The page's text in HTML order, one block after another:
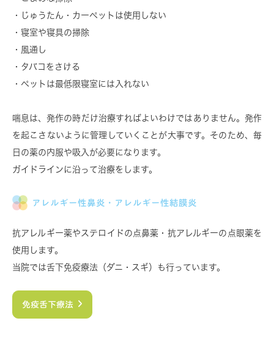
・じゅうたん・カーペットは使用しない
・寝室や寝具の掃除
・風通し
・タバコをさける
・ペットは最低限寝室には入れない
喘息は、発作の時だけ治療すればよいわけではありません。 発作
を起こさないように管理 していくことが大事です。そのため、毎
日の薬の内服や吸入が必要になります。
ガイドラインに沿って治療をします。
アレルギー性鼻炎・アレルギー性結膜炎
抗アレルギー薬やステロイドの点鼻薬・抗アレルギーの点眼薬を
使用します。
当院では舌下免疫療法 （ダニ・スギ）も行っています。
免疫舌下療法